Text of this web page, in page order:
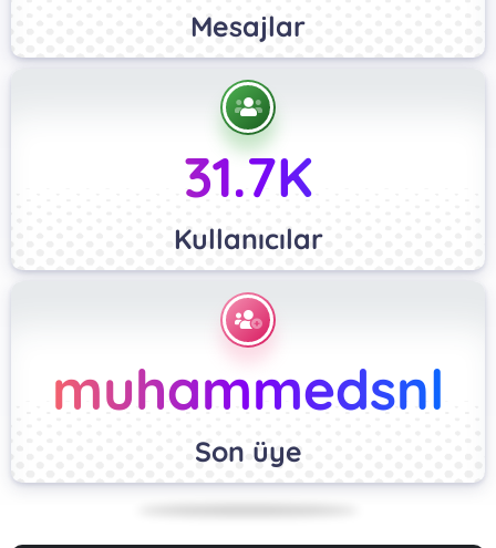
Mesajlar
31.7K
Kullanıcılar
muhammedsnl
Son üye